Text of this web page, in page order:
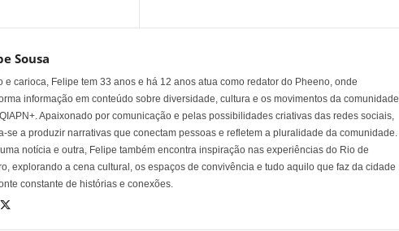
Sousa
e carioca, Felipe tem 33 anos e há 12 anos atua como redator do Pheeno, onde
informação em conteúdo sobre diversidade, cultura e os movimentos da comunidade
Apaixonado por comunicação e pelas possibilidades criativas das redes sociais,
se a produzir narrativas que conectam pessoas e refletem a pluralidade da comunidade.
notícia e outra, Felipe também encontra inspiração nas experiências do Rio de
explorando a cena cultural, os espaços de convivência e tudo aquilo que faz da cidade
constante de histórias e conexões.